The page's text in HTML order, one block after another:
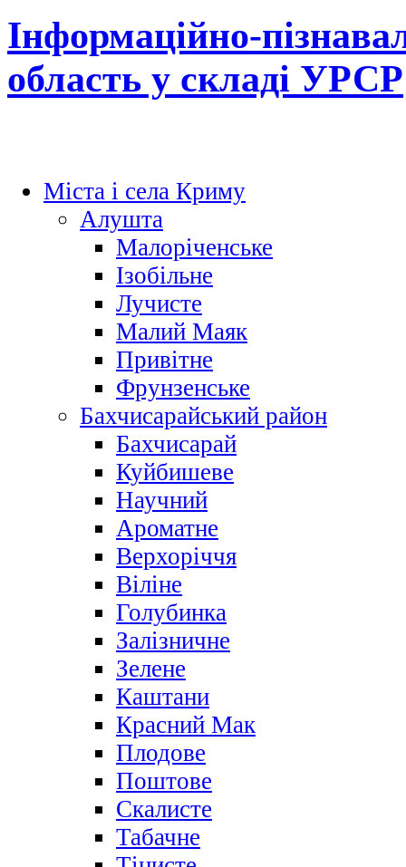
Інформаційно-
область у складі УРСР
Міста і села Криму
Алушта
Малоріченське
Ізобільне
Лучисте
Малий Маяк
Привітне
Фрунзенське
Бахчисарайський район
Бахчисарай
Куйбишеве
Научний
Ароматне
Верхоріччя
Віліне
Голубинка
Залізничне
Зелене
Каштани
Красний Мак
Плодове
Поштове
Скалисте
Табачне